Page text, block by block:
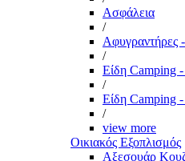
Ασφάλεια
/
Αφυγραντήρες -
/
Είδη Camping
/
Είδη Camping
/
view more
Οικιακός Εξοπλισμός
Αξεσουάρ